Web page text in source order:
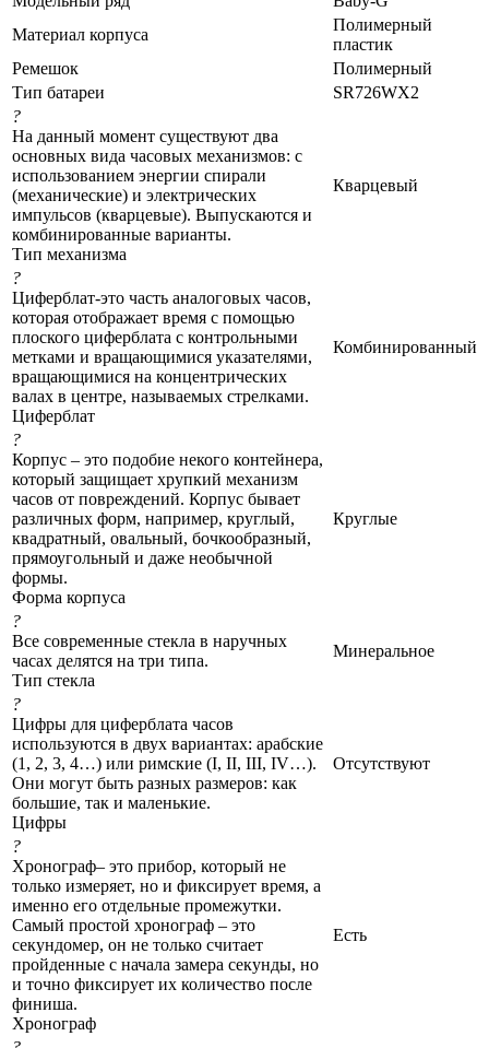
Материал корпуса
Полимерный
пластик
Ремешок
Полимерный
Тип батареи
SR726WX2
?
На данный момент существуют два
основных вида часовых механизмов: с
использованием энергии спирали
(механические) и электрических
импульсов (кварцевые). Выпускаются и
комбинированные варианты.
Тип механизма
Кварцевый
?
Циферблат-это часть аналоговых часов,
которая отображает время с помощью
плоского циферблата с контрольными
метками и вращающимися указателями,
вращающимися на концентрических
валах в центре, называемых стрелками.
Циферблат
Комбинированный
?
Корпус – это подобие некого контейнера,
который защищает хрупкий механизм
часов от повреждений. Корпус бывает
различных форм, например, круглый,
квадратный, овальный, бочкообразный,
прямоугольный и даже необычной
формы.
Форма корпуса
Круглые
?
Все современные стекла в наручных
часах делятся на три типа.
Тип стекла
Минеральное
?
Цифры для циферблата часов
используются в двух вариантах: арабские
(1, 2, 3, 4…) или римские (I, II, III, IV…).
Они могут быть разных размеров: как
большие, так и маленькие.
Цифры
Отсутствуют
?
Хронограф– это прибор, который не
только измеряет, но и фиксирует время, а
именно его отдельные промежутки.
Самый простой хронограф – это
секундомер, он не только считает
пройденные с начала замера секунды, но
и точно фиксирует их количество после
финиша.
Хронограф
Есть